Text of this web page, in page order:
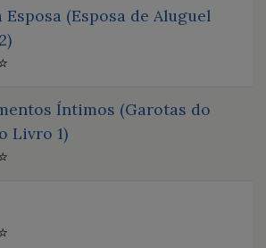
Esposa (Esposa de Aluguel
Íntimos (Garotas do
Livro 1)